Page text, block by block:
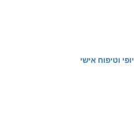
יופי וטיפוח אישי